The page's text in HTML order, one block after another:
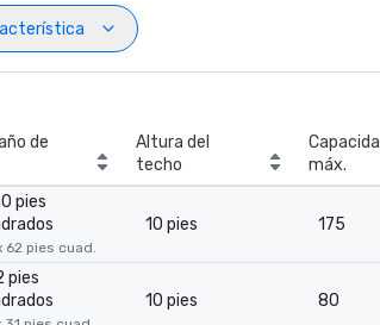
de
Altura del
techo
máx.
pies
62 pies cuad.
10 pies 175
pies
10 pies 80